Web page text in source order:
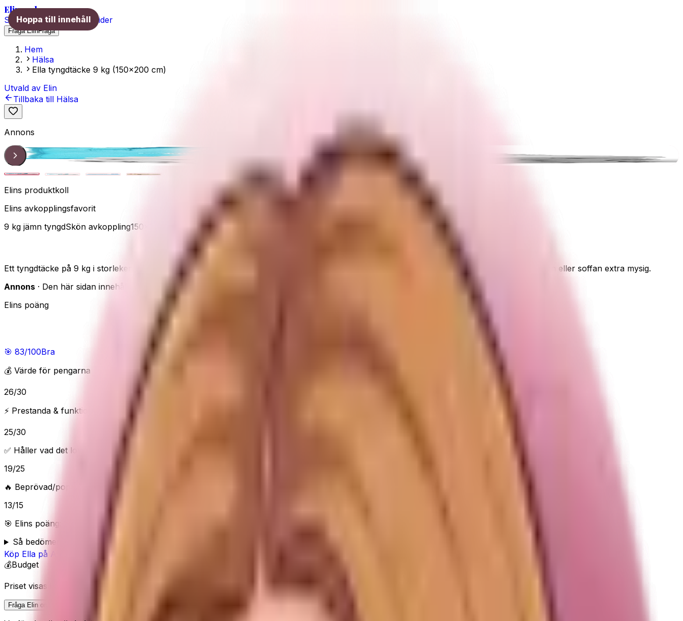
Hoppa till innehåll
Elins val
SkönhetHälsa TräningGuider
Fråga ElinFråga
Hem
Hälsa
Ella tyngdtäcke 9 kg (150x200 cm)
Utvald av Elin
Tillbaka till Hälsa
Annons
Tyngdtäcke
1/ 4
Elins produktkoll
Elins avkopplingsfavorit
9 kg jämn tyngdSkön avkoppling150x200 cm
Ella tyngdtäcke 9 kg – jämn tyngd och skön avkoppling
Ett tyngdtäcke på 9 kg i storleken 150x200 cm. Den jämnt fördelade vikten ger en omslutande känsla och det mjuka tyget gör stunden i sängen eller soffan extra mysig.
Annons · Den här sidan innehåller reklamlänkar. Om du handlar via våra länkar kan vi få en provision - utan extra kostnad för dig.
Elins poäng
🎯 83/100Bra
💰 Värde för pengarna
26/30
⚡ Prestanda & funktioner
25/30
✅ Håller vad det lovar
19/25
🔥 Beprövad/populär
13/15
🎯 Elins poäng:
Bra vardagsval när du vill ha Ella tyngdtäcke 9 kg utan onödigt krångel.
Så bedömer Elin
Köp Ella på Amazon
💰Budget
Priset visas inte här eftersom Amazon kan ändra pris och lagerstatus.
Fråga Elin om denna